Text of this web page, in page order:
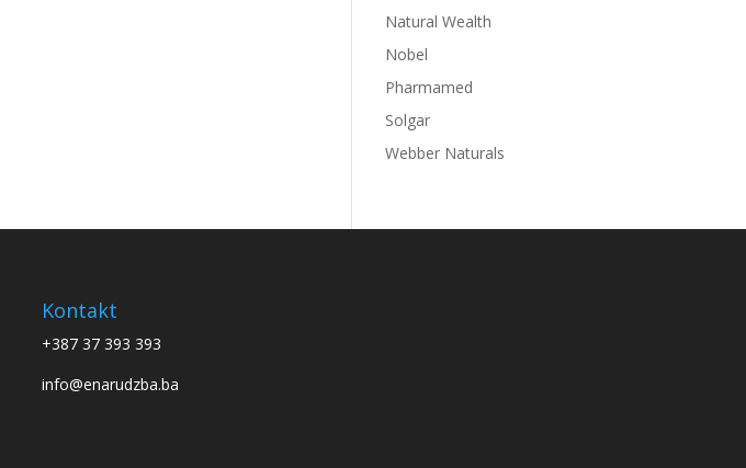
Natural Wealth
Nobel
Pharmamed
Solgar
Webber Naturals
Kontakt
+387 37 393 393
info@enarudzba.ba